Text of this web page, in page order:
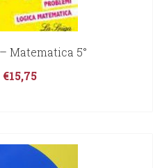
Matematica 5°
€15,75